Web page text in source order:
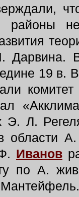
Дарвина.
19 в.
Э. Л.
области
Иванов
по А.